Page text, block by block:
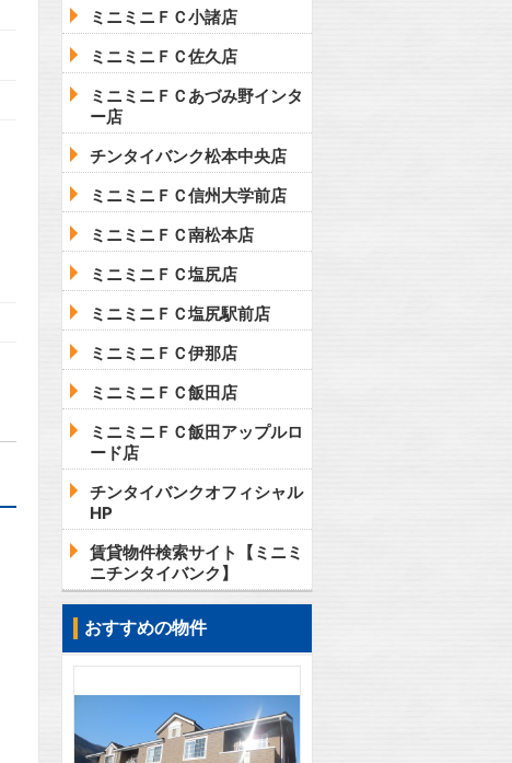
ミニミニＦＣ小諸店
ミニミニＦＣ佐久店
ミニミニＦＣあづみ野インタ
ー店
チンタイバンク松本中央店
ミニミニＦＣ信州大学前店
ミニミニＦＣ南松本店
ミニミニＦＣ塩尻店
ミニミニＦＣ塩尻駅前店
ミニミニＦＣ伊那店
ミニミニＦＣ飯田店
ミニミニＦＣ飯田アップルロ
ード店
チンタイバンクオフィシャル
HP
賃貸物件検索サイト【ミニミ
ニチンタイバンク】
おすすめの物件